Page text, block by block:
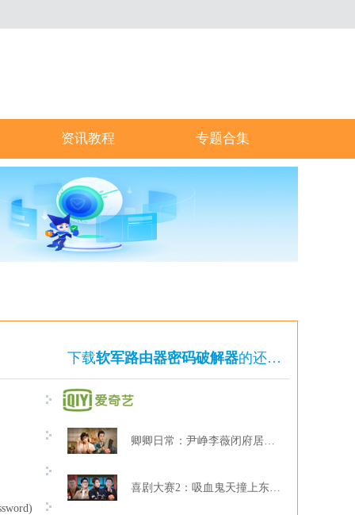
资讯教程 专题合集
下载软军路由器密码破解器的还下载了
卿卿日常：尹峥李薇闭府居家打牌
喜剧大赛2：吸血鬼天撞上东北波er